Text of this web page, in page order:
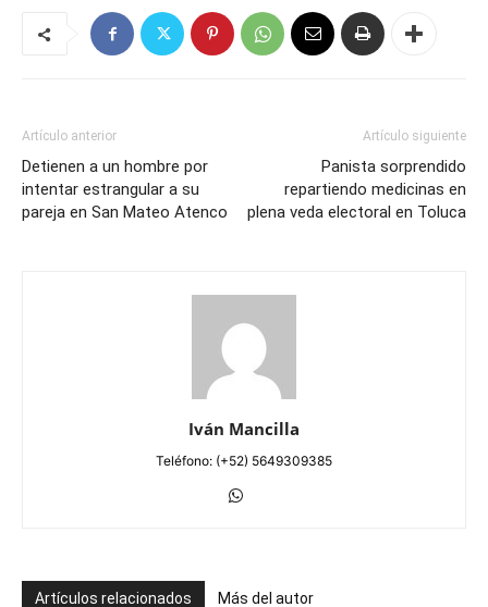
Artículo anterior
Detienen a un hombre por
intentar estrangular a su
pareja en San Mateo Atenco
Artículo siguiente
Panista sorprendido
repartiendo medicinas en
plena veda electoral en Toluca
Iván Mancilla
Teléfono: (+52) 5649309385
Artículos relacionados Más del autor